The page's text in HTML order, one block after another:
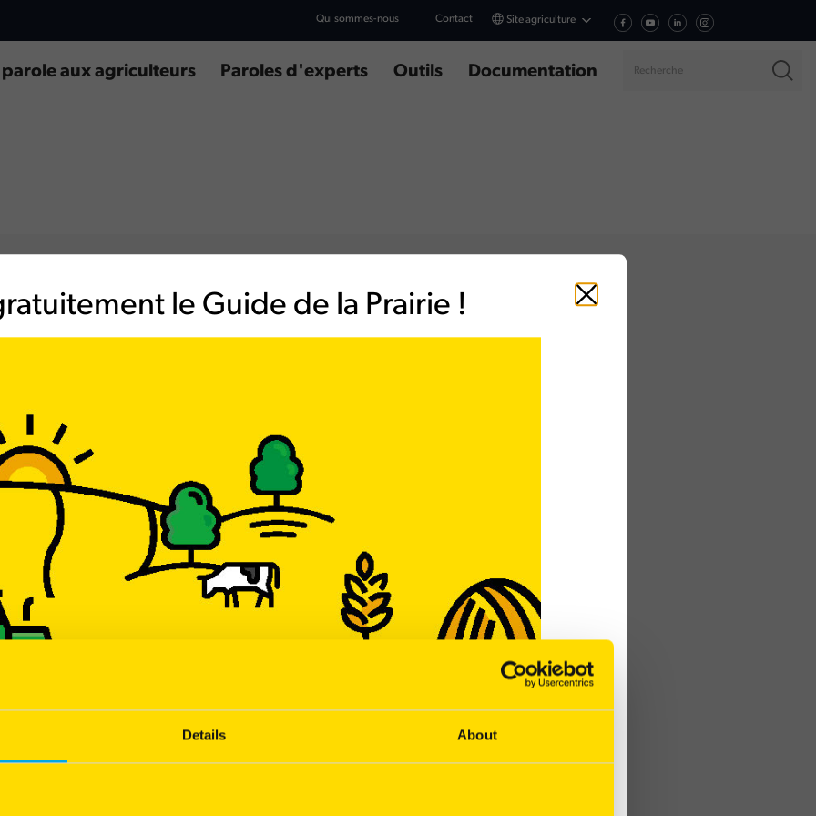
Details About
Qui sommes-nous Contact Site agriculture
parole aux agriculteurs Paroles d'experts Outils Documentation
site
sur ses matériels.
est Mme Marie-Hélène Bruzzi.
de l’utilisateur
site reconnaît disposer de la compétence des moyens nécessaires pour accéder à ce site, l’utiliser
informatique utilisée ne contient aucun virus et qu’elle est en parfait état de
le site sont nécessaires pour répondre à sa demande, et sont destinées à BARENBRUG,
Fermer
le Guide de la Prairie !